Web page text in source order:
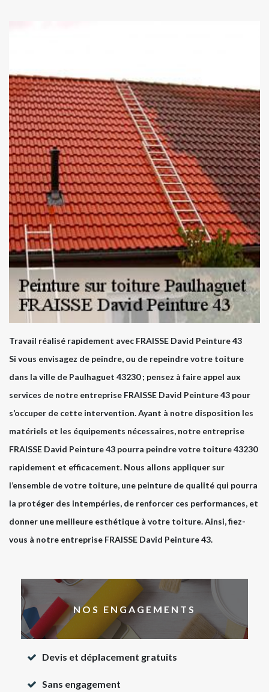
Travail réalisé rapidement avec FRAISSE David Peinture 43
Si vous envisagez de peindre, ou de repeindre votre toiture
dans la ville de Paulhaguet 43230 ; pensez à faire appel aux
services de notre entreprise FRAISSE David Peinture 43 pour
s’occuper de cette intervention. Ayant à notre disposition les
matériels et les équipements nécessaires, notre entreprise
FRAISSE David Peinture 43 pourra peindre votre toiture 43230
rapidement et efficacement. Nous allons appliquer sur
l’ensemble de votre toiture, une peinture de qualité qui pourra
la protéger des intempéries, de renforcer ces performances, et
donner une meilleure esthétique à votre toiture. Ainsi, fiez-
vous à notre entreprise FRAISSE David Peinture 43.
NOS ENGAGEMENTS
Devis et déplacement gratuits
Sans engagement